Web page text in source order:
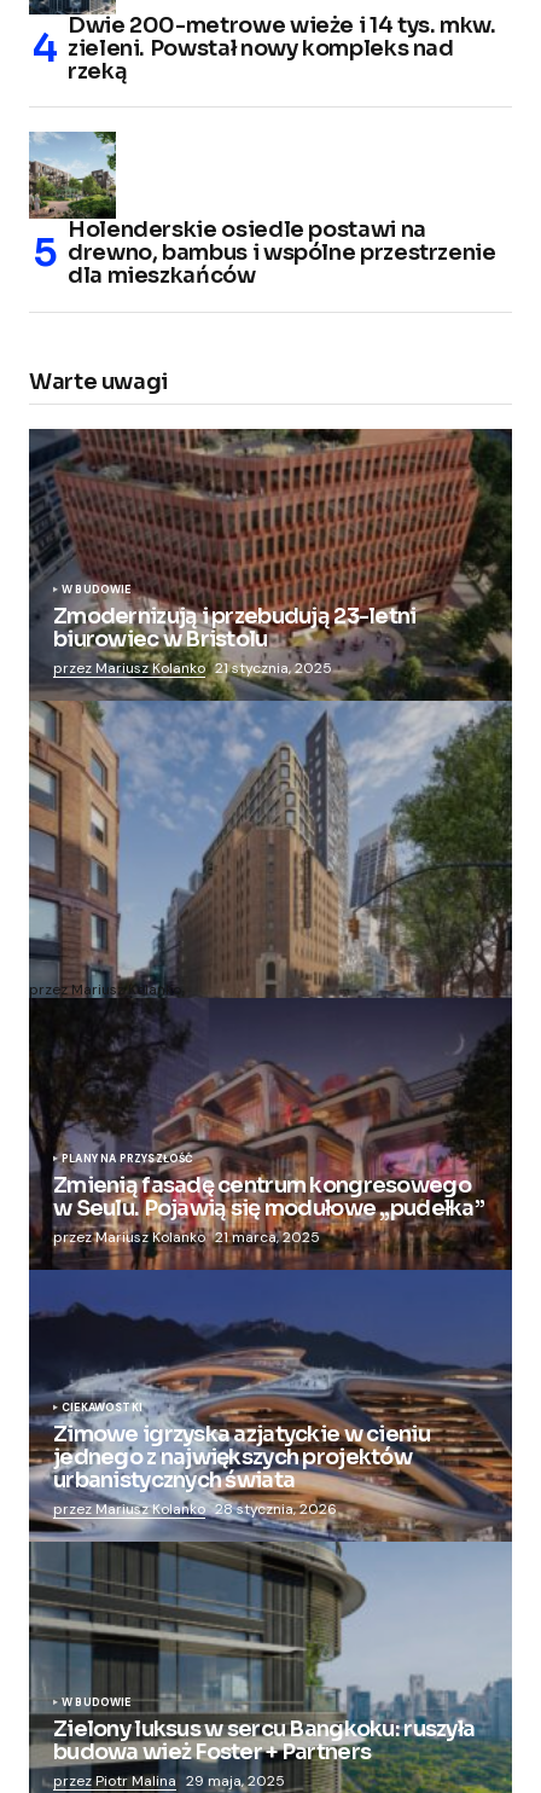
Dwie 200-metrowe wieże i 14 tys. mkw.
zieleni. Powstał nowy kompleks nad
rzeką
Holenderskie osiedle postawi na
drewno, bambus i wspólne przestrzenie
dla mieszkańców
Warte uwagi
W BUDOWIE
Zmodernizują i przebudują 23-letni
biurowiec w Bristolu
przez Mariusz Kolanko 21 stycznia, 2025
Zmieniają więzienie dla kobiet w nowoczesny
apartamentowiec
przez Mariusz Kolanko 20 lipca, 2024
PLANY NA PRZYSZŁOŚĆ
Zmienią fasadę centrum kongresowego
w Seulu. Pojawią się modułowe „pudełka”
przez Mariusz Kolanko 21 marca, 2025
CIEKAWOSTKI
Zimowe igrzyska azjatyckie w cieniu
jednego z największych projektów
urbanistycznych świata
przez Mariusz Kolanko 28 stycznia, 2026
W BUDOWIE
Zielony luksus w sercu Bangkoku: ruszyła
budowa wież Foster + Partners
przez Piotr Malina 29 maja, 2025